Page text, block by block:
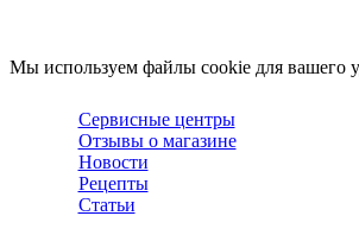
Мы используем файлы cookie для вашего
Сервисные центры
Отзывы о магазине
Новости
Рецепты
Статьи